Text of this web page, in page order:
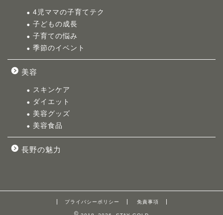
4児ママの子育てテク
子どもの成長
子育ての悩み
季節のイベント
美容
スキンケア
ダイエット
美容グッズ
美容食品
長野の魅力
プライバシーポリシー 免責事項